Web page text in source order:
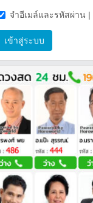
จำอีเมล์และรหัสผ่าน |
เข้าสู่ระบบ